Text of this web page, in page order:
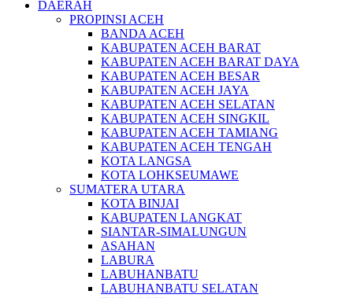
DAERAH
PROPINSI ACEH
BANDA ACEH
KABUPATEN ACEH BARAT
KABUPATEN ACEH BARAT DAYA
KABUPATEN ACEH BESAR
KABUPATEN ACEH JAYA
KABUPATEN ACEH SELATAN
KABUPATEN ACEH SINGKIL
KABUPATEN ACEH TAMIANG
KABUPATEN ACEH TENGAH
KOTA LANGSA
KOTA LOHKSEUMAWE
SUMATERA UTARA
KOTA BINJAI
KABUPATEN LANGKAT
SIANTAR-SIMALUNGUN
ASAHAN
LABURA
LABUHANBATU
LABUHANBATU SELATAN